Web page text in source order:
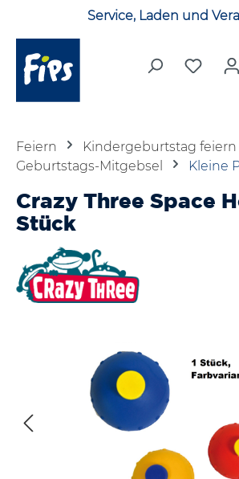
Zum Hauptinhalt springen
Service, Laden und
Du
Feiern
Kindergeburtstag feiern
Geburtstags-Mitgebsel
Kleine
Crazy Three Space
Stück